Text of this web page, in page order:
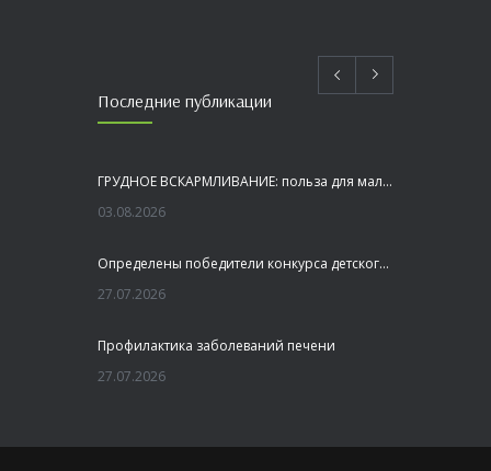
Последние публикации
ГРУДНОЕ ВСКАРМЛИВАНИЕ: польза для малыша и мамы
03.08.2026
Определены победители конкурса детского рисунка «Я шагаю по Оренбуржью»
27.07.2026
Профилактика заболеваний печени
27.07.2026